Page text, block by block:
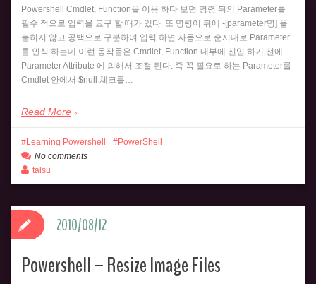
Powershell Cmdlet, Function을 이용 하다 보면 명령 뒤의 Parameter를
필수 적으로 입력을 요구 할 때가 있다. 또 명령어 뒤에 -[parameter명] 을
붙히지 않고 공백으로 구분하여 입력 하면 자동으로 순서대로 Parameter
를 인식 하는데 이런 동작들은 Cmdlet, Function 내부에 진입 하기 전에
Parameter Attribute 에 의해서 조절 된다. 즉 꼭 필요로 하는 Parameter를
Cmdlet 안에서 $null 체크를…
Read More
Learning Powershell
PowerShell
No comments
talsu
Powershell – Resize Image Files
2010/08/12